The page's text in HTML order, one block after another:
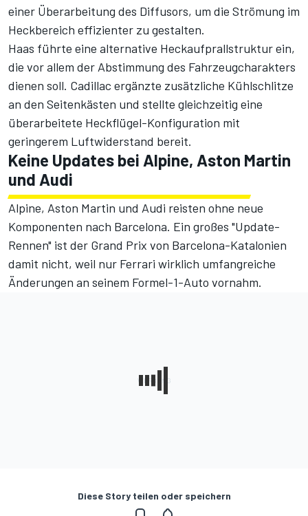
einer Überarbeitung des Diffusors, um die Strömung im
Heckbereich effizienter zu gestalten.
Haas führte eine alternative Heckaufprallstruktur ein,
die vor allem der Abstimmung des Fahrzeugcharakters
dienen soll. Cadillac ergänzte zusätzliche Kühlschlitze
an den Seitenkästen und stellte gleichzeitig eine
überarbeitete Heckflügel-Konfiguration mit
geringerem Luftwiderstand bereit.
Keine Updates bei Alpine, Aston Martin
und Audi
Alpine, Aston Martin und Audi reisten ohne neue
Komponenten nach Barcelona. Ein großes "Update-
Rennen" ist der Grand Prix von Barcelona-Katalonien
damit nicht, weil nur Ferrari wirklich umfangreiche
Änderungen an seinem Formel-1-Auto vornahm.
Diese Story teilen oder speichern